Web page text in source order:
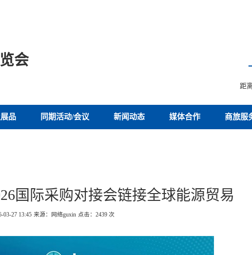
会
距
品 同期活动/会议 新闻动态 媒体合作 商旅服
国际采购对接会链接全球能源贸易
03-27 13:45 来源：网络guxin 点击： 2439 次